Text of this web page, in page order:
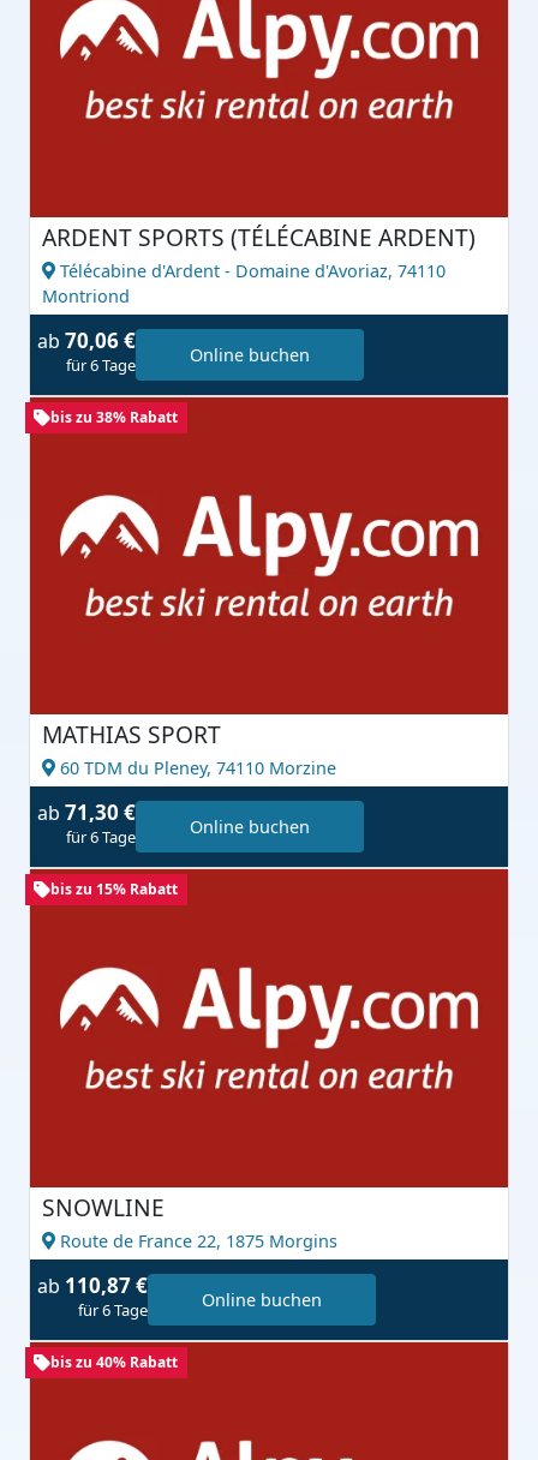
ARDENT SPORTS (TÉLÉCABINE ARDENT)
Télécabine d'Ardent - Domaine d'Avoriaz, 74110
Montriond
ab 70,06 €
für 6 Tage Online buchen
bis zu 38% Rabatt
MATHIAS SPORT
60 TDM du Pleney, 74110 Morzine
ab 71,30 €
für 6 Tage Online buchen
bis zu 15% Rabatt
SNOWLINE
Route de France 22, 1875 Morgins
ab 110,87 €
für 6 Tage Online buchen
bis zu 40% Rabatt